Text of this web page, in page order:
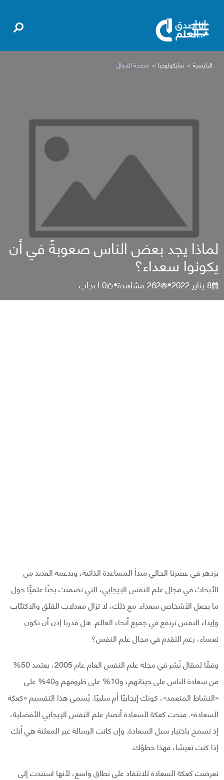
الرئيسية سايكولوجيا صفحة المقال
لماذا يجد بعض الناس صعوبةً في أن
يكونوا سعداء؟
8 يناير 2022 •
262مشاهدة•
0اعجاب
يزدهر في عصرنا الحالي مبدأ المساعدة الذاتية، ويدعمه العديد من
الأبحاث في مجال علم النفس الإيجابي، التي تضمنت بحثًا علميًّا حول
ما يجعل الأشخاص سعداء. مع ذلك، لا تزال معدلات القلق والاكتئاب
وإيذاء النفس ترتفع في جميع أنحاء العالم. هل قدرنا إذن أن نكون
تعساء، رغم التقدم في مجال علم النفس؟
وفقًا لمقال نُشر في مجلة علم النفس العام عام 2005، يعتمد 50%
من سعادة الناس على جيناتهم، و10% على ظروفهم و40% على
«النشاط المتعمد»، كونك إيجابيًا أم سلبيًا. يُسمى هذا التقسيم «كعكة
السعادة». منحت كعكة السعادة أنصار علم النفس الإيجابي الأفضلية،
إذ تسمح باختيار سبل السعادة. وإن كانت الرسالة غير المعلنة هي أنك
إذا كنت تعيسًا، فهذا خطؤك.
تعرضت كعكة السعادة للانتقاد على نطاق واسع، لأنها استندت إلى